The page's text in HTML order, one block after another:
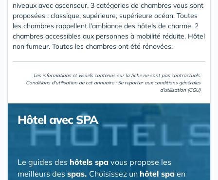
niveaux avec ascenseur. 3 catégories de chambres vous sont
proposées : classique, supérieure, supérieure océan. Toutes
les chambres rappellent l'ambiance des hôtels de charme. 2
chambres accessibles aux personnes à mobilité réduite. Hôtel
non fumeur. Toutes les chambres ont été rénovées.
Les informations et visuels contenus sur la fiche ne sont pas contractuels.
Conditions d'utilisation de cet annuaire : Se reporter aux conditions générales
d'utilisation (CGU)
Hôtel avec SPA
Le guides des hôtels spa vous propose les
meilleurs des spas. Choisissez un hôtel spa en